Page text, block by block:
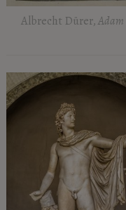
Albrecht Dürer,